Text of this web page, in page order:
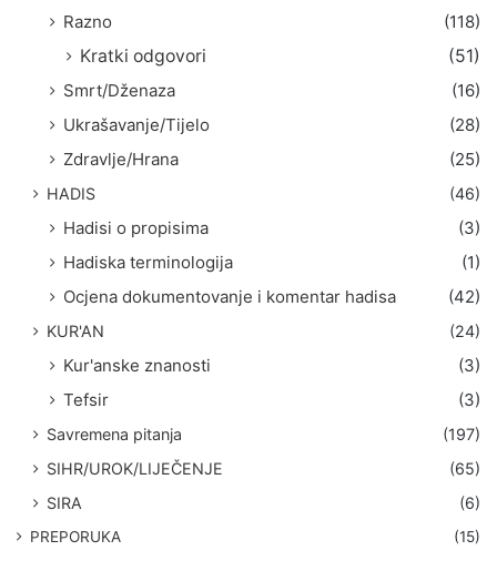
Razno
(118)
Kratki odgovori
(51)
Smrt/Dženaza
(16)
Ukrašavanje/Tijelo
(28)
Zdravlje/Hrana
(25)
HADIS (46)
Hadisi o propisima
(3)
Hadiska terminologija
(1)
Ocjena dokumentovanje i komentar hadisa
(42)
KUR'AN (24)
Kur'anske znanosti
(3)
Tefsir
(3)
Savremena pitanja
(197)
SIHR/UROK/LIJEČENJE
(65)
SIRA
(6)
PREPORUKA (15)